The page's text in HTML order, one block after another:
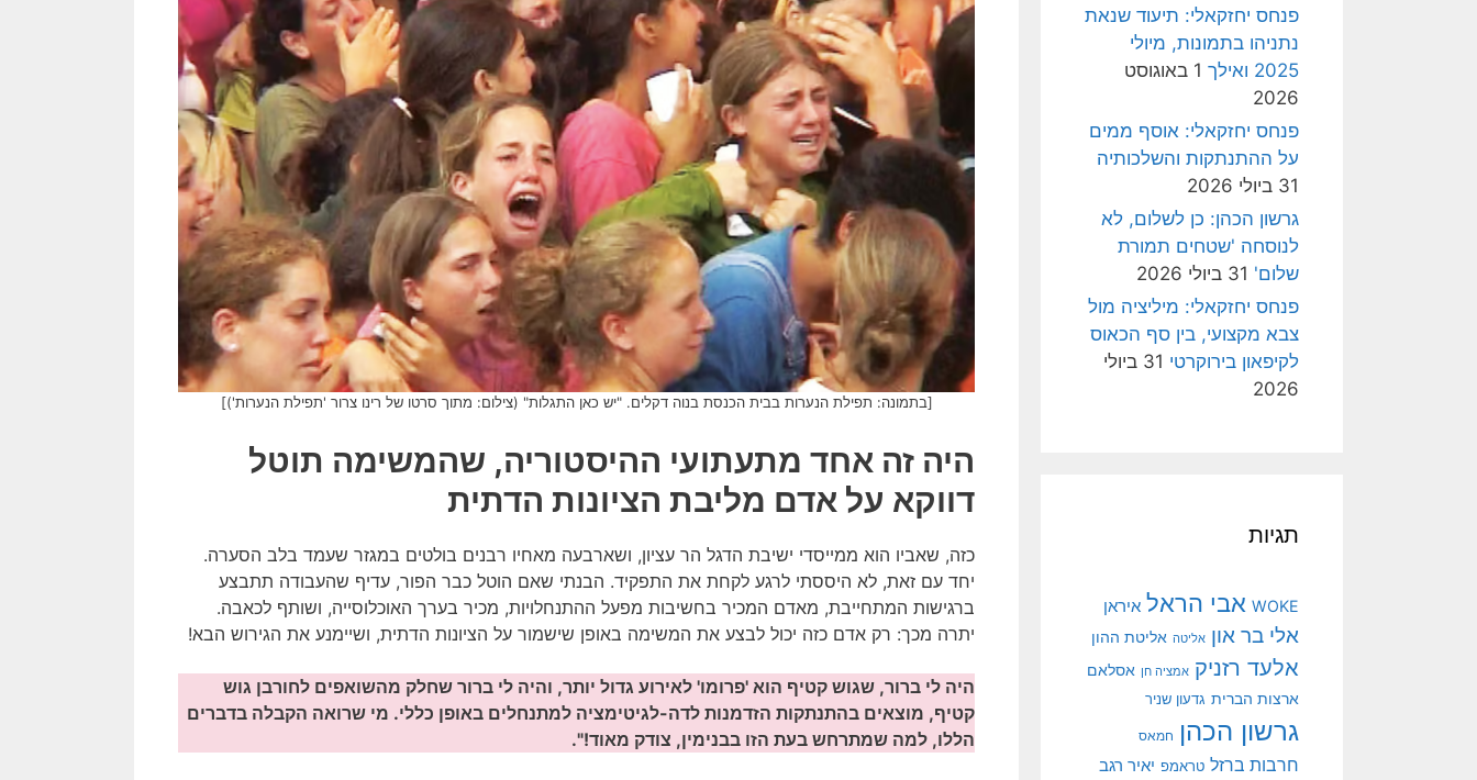
[בתמונה: תפילת הנערות בבית הכנסת בנוה דקלים. "יש כאן התגלות" (צילום: מתוך סרטו של רינו צרור 'תפילת הנערות')]
היה זה אחד מתעתועי ההיסטוריה, שהמשימה תוטל
דווקא על אדם מליבת הציונות הדתית
כזה, שאביו הוא ממייסדי ישיבת הדגל הר עציון, ושארבעה מאחיו רבנים בולטים במגזר שעמד בלב הסערה.
יחד עם זאת, לא היססתי לרגע לקחת את התפקיד. הבנתי שאם הוטל כבר הפור, עדיף שהעבודה תתבצע
ברגישות המתחייבת, מאדם המכיר בחשיבות מפעל ההתנחלויות, מכיר בערך האוכלוסייה, ושותף לכאבה.
יתרה מכך: רק אדם כזה יכול לבצע את המשימה באופן שישמור על הציונות הדתית, ושיימנע את הגירוש הבא!
היה לי ברור, שגוש קטיף הוא 'פרומו' לאירוע גדול יותר, והיה לי ברור שחלק מהשואפים לחורבן גוש
קטיף, מוצאים בהתנתקות הזדמנות לדה-לגיטימציה למתנחלים באופן כללי. מי שרואה הקבלה בדברים
הללו, למה שמתרחש בעת הזו בבנימין, צודק מאוד!".
פנחס יחזקאלי: תיעוד שנאת
נתניהו בתמונות, מיולי
2025 ואילך
1 באוגוסט
2026
פנחס יחזקאלי: אוסף ממים
על ההתנתקות והשלכותיה
31 ביולי 2026
גרשון הכהן: כן לשלום, לא
לנוסחה 'שטחים תמורת
שלום' 31 ביולי 2026
פנחס יחזקאלי: מיליציה מול
צבא מקצועי, בין סף הכאוס
לקיפאון בירוקרטי
31 ביולי
2026
תגיות
WOKE אבי הראל איראן
אלי בר און אליטה אליטת ההון
אלעד רזניק אמציה חן אסלאם
ארצות הברית גדעון שניר
גרשון הכהן חמאס
חרבות ברזל טראמפ יאיר רגב